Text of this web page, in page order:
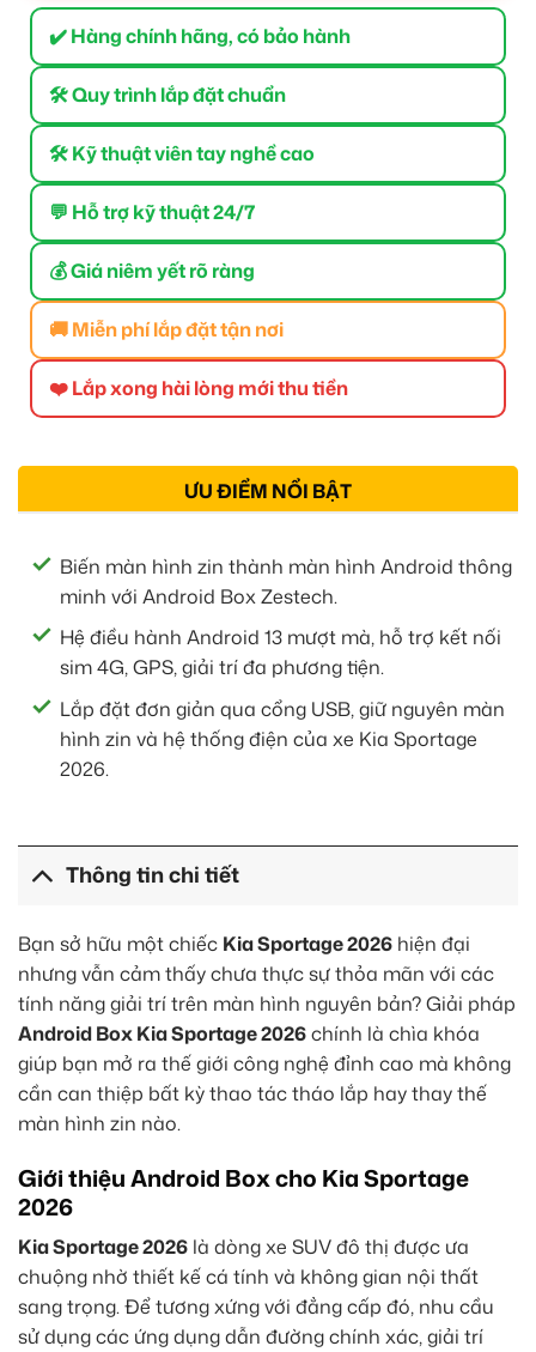
✔️ Hàng chính hãng, có bảo hành
🛠 Quy trình lắp đặt chuẩn
🛠 Kỹ thuật viên tay nghề cao
💬 Hỗ trợ kỹ thuật 24/7
💰 Giá niêm yết rõ ràng
🚚 Miễn phí lắp đặt tận nơi
❤️ Lắp xong hài lòng mới thu tiền
ƯU ĐIỂM NỔI BẬT
Biến màn hình zin thành màn hình Android thông
minh với Android Box Zestech.
Hệ điều hành Android 13 mượt mà, hỗ trợ kết nối
sim 4G, GPS, giải trí đa phương tiện.
Lắp đặt đơn giản qua cổng USB, giữ nguyên màn
hình zin và hệ thống điện của xe Kia Sportage
2026.
Thông tin chi tiết
Bạn sở hữu một chiếc Kia Sportage 2026 hiện đại
nhưng vẫn cảm thấy chưa thực sự thỏa mãn với các
tính năng giải trí trên màn hình nguyên bản? Giải pháp
Android Box Kia Sportage 2026chính là chìa khóa
giúp bạn mở ra thế giới công nghệ đỉnh cao mà không
cần can thiệp bất kỳ thao tác tháo lắp hay thay thế
màn hình zin nào.
Giới thiệu Android Box cho Kia Sportage
2026
Kia Sportage 2026 là dòng xe SUV đô thị được ưa
chuộng nhờ thiết kế cá tính và không gian nội thất
sang trọng. Để tương xứng với đẳng cấp đó, nhu cầu
sử dụng các ứng dụng dẫn đường chính xác, giải trí